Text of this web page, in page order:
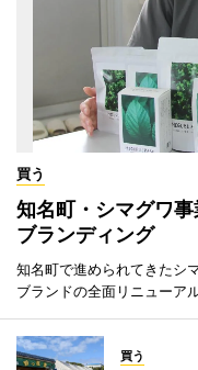
買う
知名町・シマグワ
ブランディング
知名町で進められてきたシ
ブランドの全面リニューア
買う